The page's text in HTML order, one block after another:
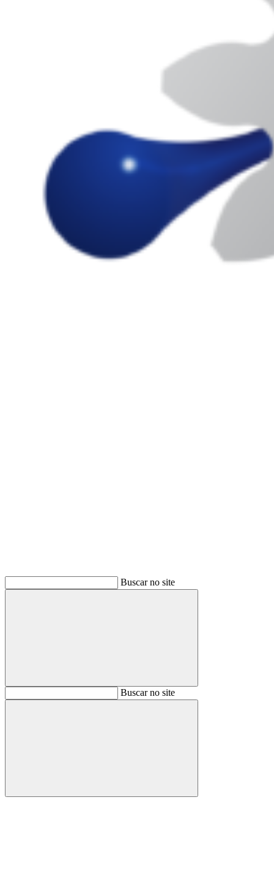
Buscar no site
BuscarBuscar no site
Buscar